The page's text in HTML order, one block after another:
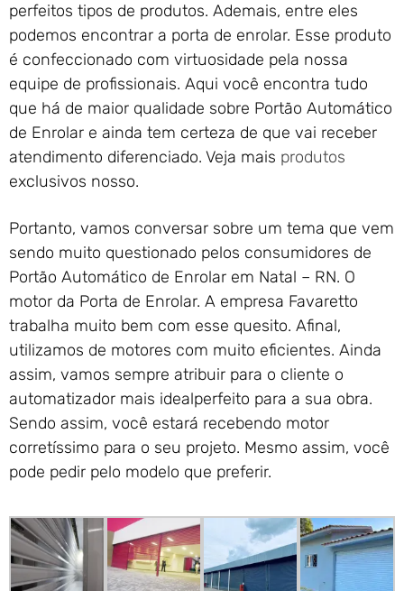
Enrolar em Nova Friburgo –
RJ
perfeitos tipos de produtos. Ademais, entre eles
podemos encontrar a porta de enrolar. Esse produto
é confeccionado com virtuosidade pela nossa
equipe de profissionais. Aqui você encontra tudo
que há de maior qualidade sobre Portão Automático
de Enrolar e ainda tem certeza de que vai receber
atendimento diferenciado. Veja mais produtos
exclusivos nosso.
Portanto, vamos conversar sobre um tema que vem
sendo muito questionado pelos consumidores de
Portão Automático de Enrolar em Natal – RN. O
motor da Porta de Enrolar. A empresa Favaretto
trabalha muito bem com esse quesito. Afinal,
utilizamos de motores com muito eficientes. Ainda
assim, vamos sempre atribuir para o cliente o
automatizador mais idealperfeito para a sua obra.
Sendo assim, você estará recebendo motor
corretíssimo para o seu projeto. Mesmo assim, você
pode pedir pelo modelo que preferir.